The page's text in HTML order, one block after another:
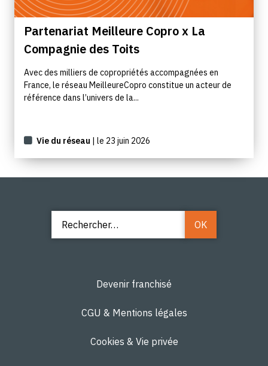
Partenariat Meilleure Copro x La
Compagnie des Toits
Avec des milliers de copropriétés accompagnées en
France, le réseau MeilleureCopro constitue un acteur de
référence dans l’univers de la...
Vie du réseau | le 23 juin 2026
Devenir franchisé
CGU & Mentions légales
Cookies & Vie privée